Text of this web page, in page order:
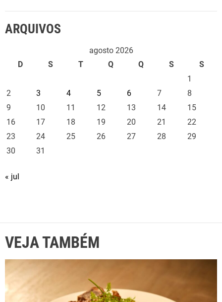
ARQUIVOS
agosto 2026
D
S T Q Q S
S
1
2
3 4 5 6 7
8
9
10 11 12 13 14
15
16
17 18 19 20 21
22
23
24 25 26 27 28
29
30
31
« jul
VEJA TAMBÉM